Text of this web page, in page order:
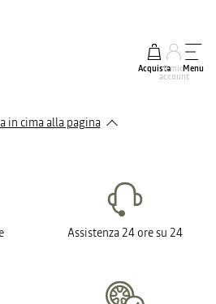
AcquistaIl mio
account
Menu
in cima alla pagina
Assistenza 24 ore su 24